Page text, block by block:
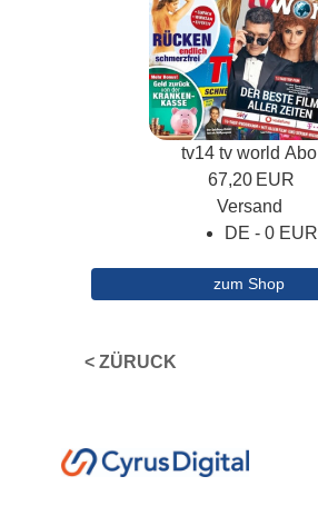
tv14 tv world Abo
67,20 EUR
Versand
DE - 0 EUR
zum Shop
< ZÜRUCK